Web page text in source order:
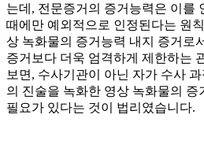
는데, 전문증거의 증거능력은 이를
때에만 예외적으로 인정된다는 원
상 녹화물의 증거능력 내지 증거로
증거보다 더욱 엄격하게 제한하는
보면, 수사기관이 아닌 자가 수사
의 진술을 녹화한 영상 녹화물의
필요가 있다는 것이 법리였습니다.